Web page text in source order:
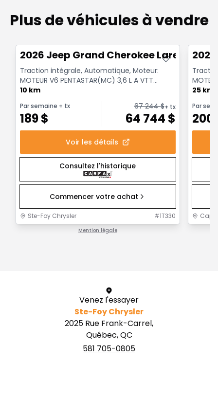
Plus de véhicules à vendre
2026 Jeep Grand Cherokee Laredo X
Traction intégrale, Automatique, Moteur:
MOTEUR V6 PENTASTAR(MC) 3,6 L A VTT
A/ARR-DEM - 6 Cyl. - Es...
10 km
Par semaine + tx
189$
67 244$+ tx
64 744 $
Voir les détails
Consultez l'historique
Commencer votre achat
Ste-Foy Chrysler #1T330
Mention légale
A/
25 km
Par
200
Venez l'essayer
Ste-Foy Chrysler
2025 Rue Frank-Carrel,
Québec, QC
581 705-0805